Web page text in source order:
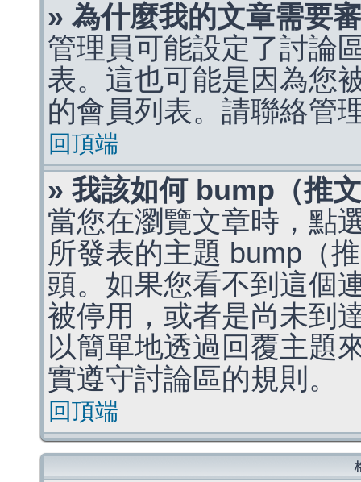
» 為什麼我的文章需要
管理員可能設定了討論
表。這也可能是因為您
的會員列表。請聯絡管
回頂端
» 我該如何 bump（推
當您在瀏覽文章時，點
所發表的主題 bump（
頭。如果您看不到這個
被停用，或者是尚未到
以簡單地透過回覆主題
實遵守討論區的規則。
回頂端